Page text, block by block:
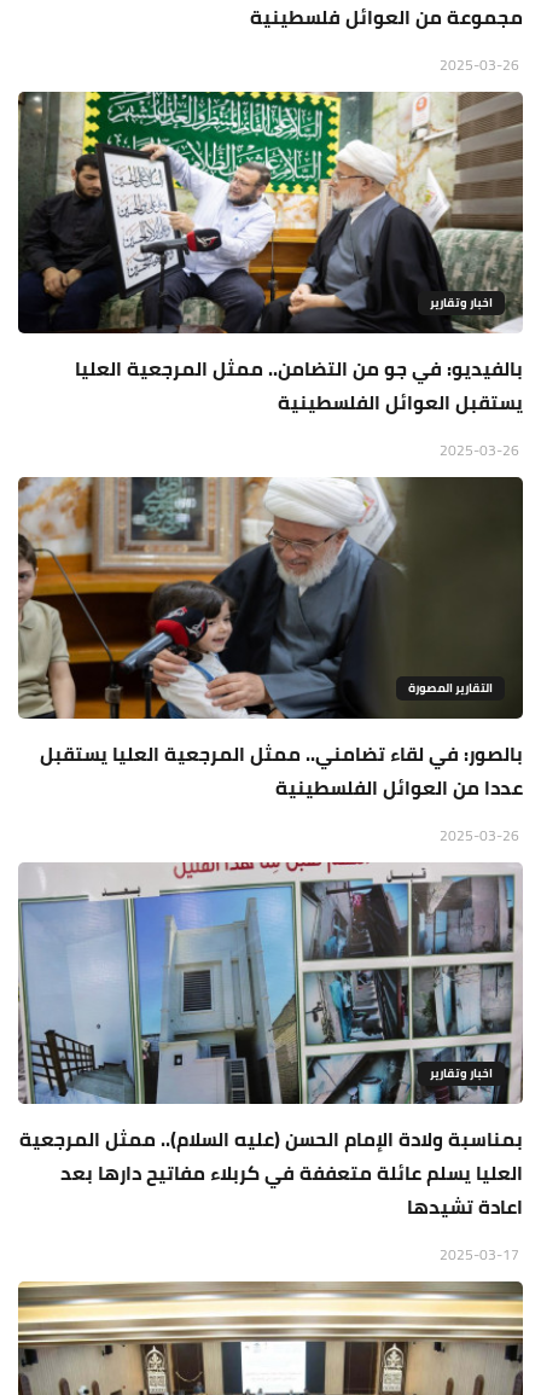
مجموعة من العوائل فلسطينية
اخبار وتقارير
بالفيديو: في جو من التضامن.. ممثل المرجعية العليا
يستقبل العوائل الفلسطينية
التقارير المصورة
بالصور: في لقاء تضامني.. ممثل المرجعية العليا يستقبل
عددا من العوائل الفلسطينية
اخبار وتقارير
بمناسبة ولادة الإمام الحسن (عليه السلام).. ممثل المرجعية
العليا يسلم عائلة متعففة في كربلاء مفاتيح دارها بعد
اعادة تشيدها